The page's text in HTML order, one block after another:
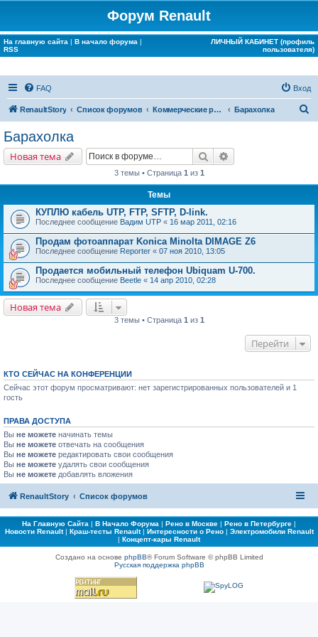
Форум Renault
На главную сайта | В начало форума |
RSS
ЛИЧНЫЙ КАБИНЕТ (профиль
пользователя)
FAQ Вход
RenaultStory Список форумов Коммерческие разделы Барахолка
Барахолка
Новая тема Поиск
3 темы • Страница 1 из 1
Темы
КУПЛЮ кабель UTP, FTP, SFTP, D-link.
Последнее сообщение Вадим UTP « 16 мар 2011, 02:16
Продам фотоаппарат Konica Minolta DIMAGE Z6
Последнее сообщение Reporter « 07 ноя 2010, 13:05
Продается мобильный телефон Ubiquam U-700.
Последнее сообщение Beetle « 14 апр 2010, 02:28
Новая тема
3 темы • Страница 1 из 1
Перейти
КТО СЕЙЧАС НА КОНФЕРЕНЦИИ
Сейчас этот форум просматривают: нет зарегистрированных пользователей и 1
гость
ПРАВА ДОСТУПА
Вы не можете начинать темы
Вы не можете отвечать на сообщения
Вы не можете редактировать свои сообщения
Вы не можете удалять свои сообщения
Вы не можете добавлять вложения
RenaultStory Список форумов
На Главную Сайта | В Начало Форума | Рено в Москве | Рено в Петербурге |
Новости Renault| Краш-тесты Renault| Интересности о Рено| Электромобили Renault
| Концепт-кары Renault
Создано на основе phpBB® Forum Software © phpBB Limited
Русская поддержка phpBB